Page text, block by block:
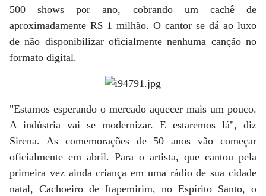
500 shows por ano, cobrando um cachê de
aproximadamente R$ 1 milhão. O cantor se dá ao luxo
de não disponibilizar oficialmente nenhuma canção no
formato digital.
"Estamos esperando o mercado aquecer mais um pouco.
A indústria vai se modernizar. E estaremos lá", diz
Sirena. As comemorações de 50 anos vão começar
oficialmente em abril. Para o artista, que cantou pela
primeira vez ainda criança em uma rádio de sua cidade
natal, Cachoeiro de Itapemirim, no Espírito Santo, o